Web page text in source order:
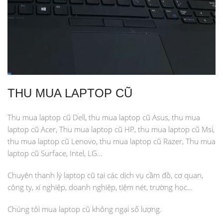
THU MUA LAPTOP CŨ
Thu mua laptop cũ Dell, thu mua laptop cũ Asus, thu mua
laptop cũ Acer, Thu mua laptop cũ HP, thu mua laptop cũ Msi,
thu mua laptop cũ Lenovo, thu mua laptop cũ Razer, Thu mua
laptop cũ Surface, Intel, LG…
Chuyên thanh lý laptop cũ tại các dịch vụ cầm đồ, cơ quan,
công ty, xí nghiệp, doanh nghiệp, tiệm nét, trường học…
Chúng tôi mua laptop cũ không ngại số lượng.